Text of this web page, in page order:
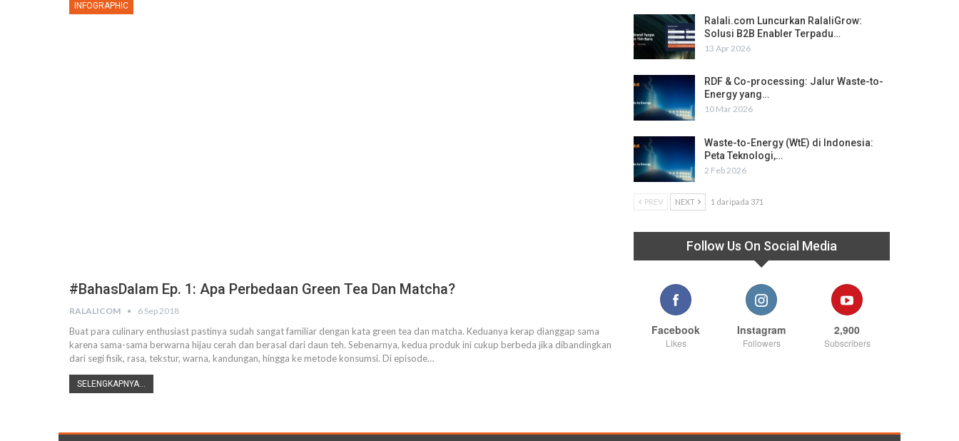
INFOGRAPHIC
#BahasDalam Ep. 1: Apa Perbedaan Green Tea Dan Matcha?
RALALICOM 6 Sep 2018
Buat para culinary enthusiast pastinya sudah sangat familiar dengan kata green tea dan matcha. Keduanya kerap dianggap sama
karena sama-sama berwarna hijau cerah dan berasal dari daun teh. Sebenarnya, kedua produk ini cukup berbeda jika dibandingkan
dari segi fisik, rasa, tekstur, warna, kandungan, hingga ke metode konsumsi. Di episode…
SELENGKAPNYA...
Ralali.com Luncurkan RalaliGrow:
Solusi B2B Enabler Terpadu…
13 Apr 2026
RDF & Co-processing: Jalur Waste-to-
Energy yang…
10 Mar 2026
Waste-to-Energy (WtE) di Indonesia:
Peta Teknologi,…
2 Feb 2026
PREV NEXT 1 daripada 371
Follow Us On Social Media
Facebook
Likes
Instagram
Followers
2,900
Subscribers